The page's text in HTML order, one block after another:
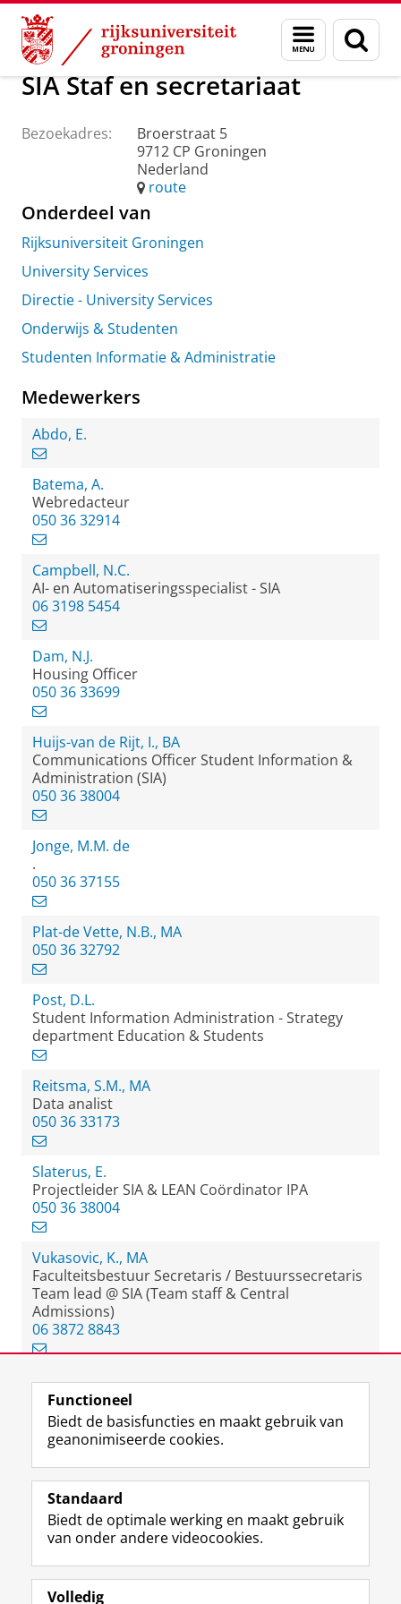
Skip
Content
Skip
Navigation
Menu
en
zoeken
Over ons Praktische zaken Waar vindt u ons
SIA Staf en secretariaat
Bezoekadres:
Broerstraat 5
9712 CP Groningen
Nederland
route
Onderdeel van
Rijksuniversiteit Groningen
University Services
Directie - University Services
Onderwijs & Studenten
Studenten Informatie & Administratie
Medewerkers
Abdo, E.
Batema, A.
Webredacteur
050 36 32914
Campbell, N.C.
AI- en Automatiseringsspecialist - SIA
06 3198 5454
Dam, N.J.
Housing Officer
050 36 33699
Huijs-van de Rijt, I., BA
Communications Officer Student Information &
Administration (SIA)
050 36 38004
Jonge, M.M. de
.
050 36 37155
Plat-de Vette, N.B., MA
050 36 32792
Post, D.L.
Student Information Administration - Strategy
department Education & Students
Reitsma, S.M., MA
Data analist
050 36 33173
Slaterus, E.
Projectleider SIA & LEAN Coördinator IPA
050 36 38004
Vukasovic, K., MA
Faculteitsbestuur Secretaris / Bestuurssecretaris
Team lead @ SIA (Team staff & Central
Admissions)
06 3872 8843
View this page in:English
Volg de RUG
F
a
e
b
o
L
i
k
e
I
R
S
-
f
e
I
n
t
r
Y
o
T
e
Studiekiezers
Alumni
Functioneel
Biedt de basisfuncties en maakt gebruik van
geanonimiseerde cookies.
Standaard
Biedt de optimale werking en maakt gebruik
van onder andere videocookies.
Volledig